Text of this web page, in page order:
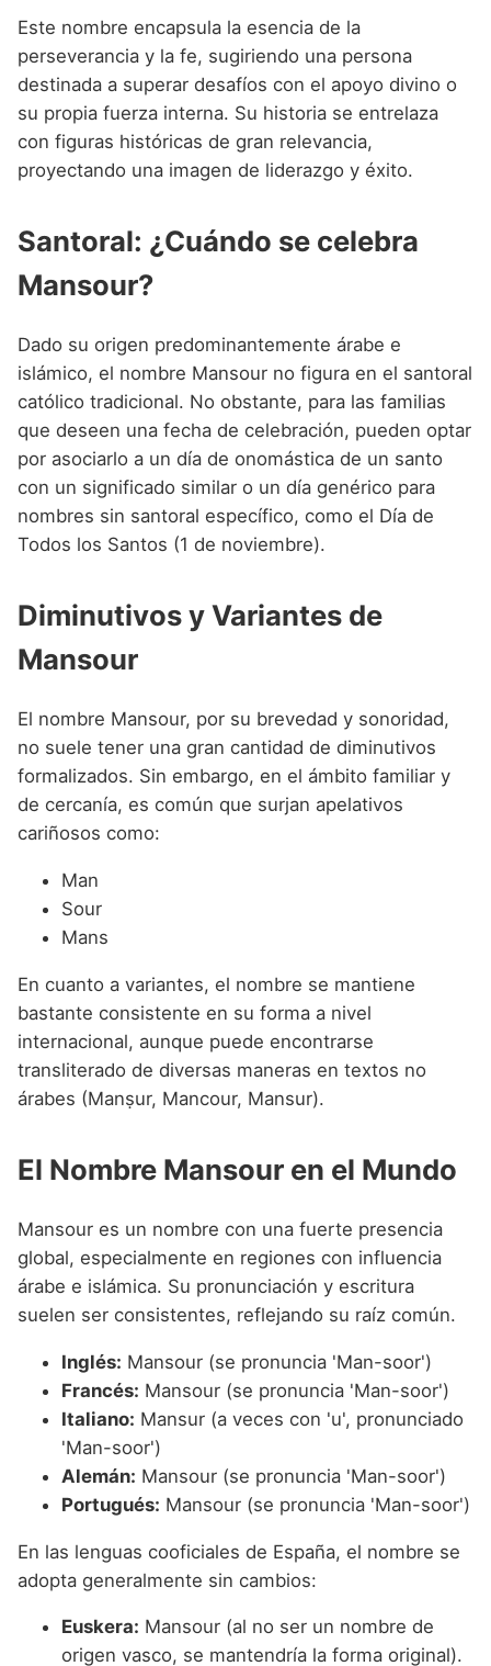
Este nombre encapsula la esencia de la
perseverancia y la fe, sugiriendo una persona
destinada a superar desafíos con el apoyo divino o
su propia fuerza interna. Su historia se entrelaza
con figuras históricas de gran relevancia,
proyectando una imagen de liderazgo y éxito.
Santoral: ¿Cuándo se celebra
Mansour?
Dado su origen predominantemente árabe e
islámico, el nombre Mansour no figura en el santoral
católico tradicional. No obstante, para las familias
que deseen una fecha de celebración, pueden optar
por asociarlo a un día de onomástica de un santo
con un significado similar o un día genérico para
nombres sin santoral específico, como el Día de
Todos los Santos (1 de noviembre).
Diminutivos y Variantes de
Mansour
El nombre Mansour, por su brevedad y sonoridad,
no suele tener una gran cantidad de diminutivos
formalizados. Sin embargo, en el ámbito familiar y
de cercanía, es común que surjan apelativos
cariñosos como:
Man
Sour
Mans
En cuanto a variantes, el nombre se mantiene
bastante consistente en su forma a nivel
internacional, aunque puede encontrarse
transliterado de diversas maneras en textos no
árabes (Manṣur, Mancour, Mansur).
El Nombre Mansour en el Mundo
Mansour es un nombre con una fuerte presencia
global, especialmente en regiones con influencia
árabe e islámica. Su pronunciación y escritura
suelen ser consistentes, reflejando su raíz común.
Inglés: Mansour (se pronuncia 'Man-soor')
Francés: Mansour (se pronuncia 'Man-soor')
Italiano: Mansur (a veces con 'u', pronunciado
'Man-soor')
Alemán: Mansour (se pronuncia 'Man-soor')
Portugués: Mansour (se pronuncia 'Man-soor')
En las lenguas cooficiales de España, el nombre se
adopta generalmente sin cambios:
Euskera: Mansour (al no ser un nombre de
origen vasco, se mantendría la forma original).